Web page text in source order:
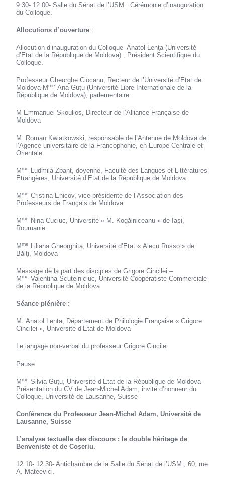
9.30- 12.00- Salle du Sénat de l’USM : Cérémonie d’inauguration
du Colloque.
Allocutions d’ouverture :
Allocution d’inauguration du Colloque- Anatol Lenţa (Université
d’Etat de la République de Moldova) , Président Scientifique du
Colloque.
Professeur Gheorghe Ciocanu, Recteur de l’Université d’Etat de
Moldova Mme Ana Guţu (Université Libre Internationale de la
République de Moldova), parlementaire
M Emmanuel Skoulios, Directeur de l’Alliance Française de
Moldova
M. Roman Kwiatkowski, responsable de l’Antenne de Moldova de
l’Agence universitaire de la Francophonie, en Europe Centrale et
Orientale
Mme Ludmila Zbant, doyenne, Faculté des Langues et Littératures
Etrangères, Université d’Etat de la République de Moldova
Mme Cristina Enicov, vice-présidente de l’Association des
Professeurs de Français de Moldova
Mme Nina Cuciuc, Université « M. Kogălniceanu » de Iaşi,
Roumanie
Mme Liliana Gheorghita, Université d’Etat « Alecu Russo » de
Bălţi, Moldova
Message de la part des disciples de Grigore Cincilei –
Mme Valentina Scutelniciuc, Université Coopératiste Commerciale
de la République de Moldova
Séance plénière :
M. Anatol Lenta, Département de Philologie Française « Grigore
Cincilei », Université d’Etat de Moldova
Le langage non-verbal du professeur Grigore Cincilei
Pause
Mme Silvia Guţu, Université d’Etat de la République de Moldova-
Présentation du CV de Jean-Michel Adam, invité d’honneur du
Colloque, Université de Lausanne, Suisse
Conférence du Professeur Jean-Michel Adam, Université de
Lausanne, Suisse
L’analyse textuelle des discours : le double héritage de
Benveniste et de Coşeriu.
12.10- 12.30- Antichambre de la Salle du Sénat de l’USM ; 60, rue
A. Mateevici.